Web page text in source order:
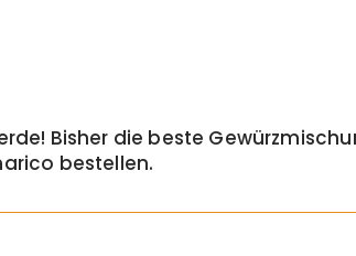
Bisher die beste
bestellen.